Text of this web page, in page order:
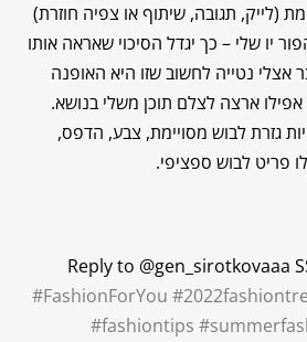
(לייק, תגובה, שיתוף או צפיה חוזרת)
יו שלי – כך יגדל הסיכוי שאראה אותו
אצלי נטייה לחשוב שזו היא האופנה
ארצה לצלם תוכן משלי בנושא.
גזרת לבוש מסויימת, צבע, הדפס,
פריט לבוש ספציפי.
Reply to @gen_sirotkovaaa
#FashionForYou
#fashiontips